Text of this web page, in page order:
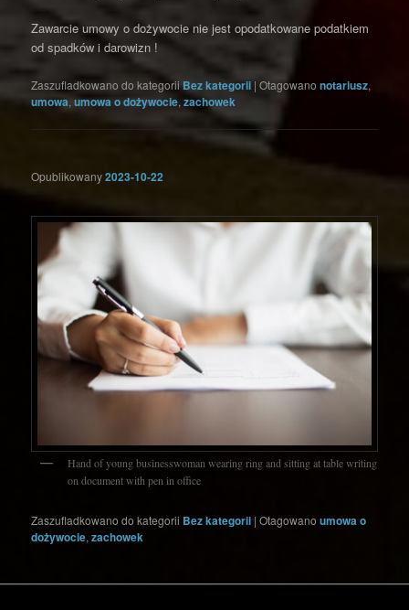
Zawarcie umowy o dożywocie nie jest opodatkowane podatkiem
od spadków i darowizn !
Zaszufladkowano do kategorii Bez kategorii |Otagowano notariusz,
umowa,umowa o dożywocie,zachowek
Opublikowany2023-10-22
Hand of young businesswoman wearing ring and sitting at table writing
on document with pen in office
Zaszufladkowano do kategorii Bez kategorii |Otagowano umowa o
dożywocie,zachowek